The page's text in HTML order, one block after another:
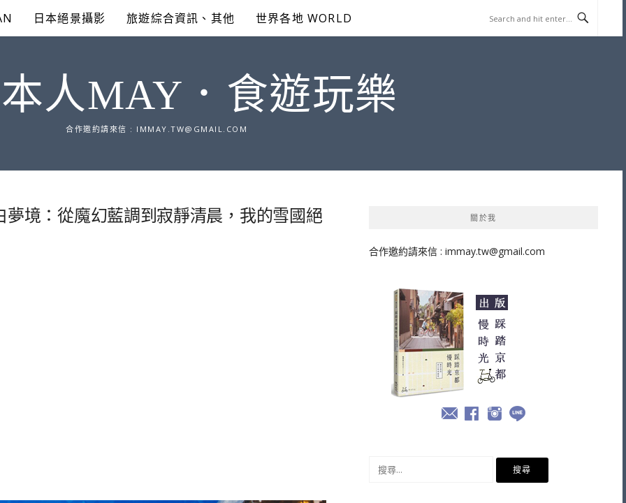
日本絕景攝影 旅遊綜合資訊、其他 世界各地 WORLD
人MAY．食遊玩樂
合作邀約請來信 : IMMAY.TW@GMAIL.COM
境：從魔幻藍調到寂靜清晨，我的雪國絕 關於我
合作邀約請來信 : immay.tw@gmail.com